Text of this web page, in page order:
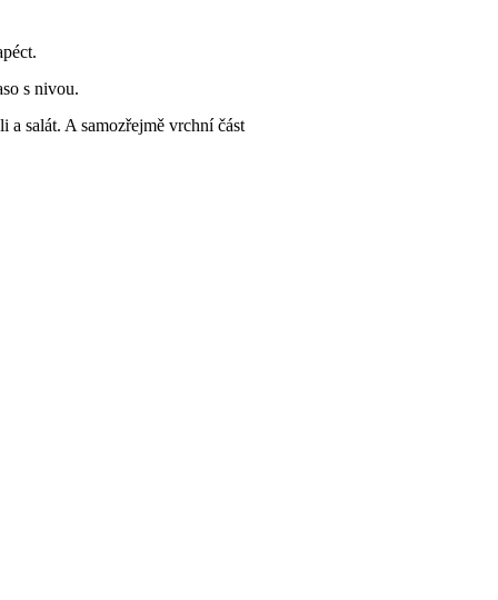
s nivou.
a salát. A samozřejmě vrchní část